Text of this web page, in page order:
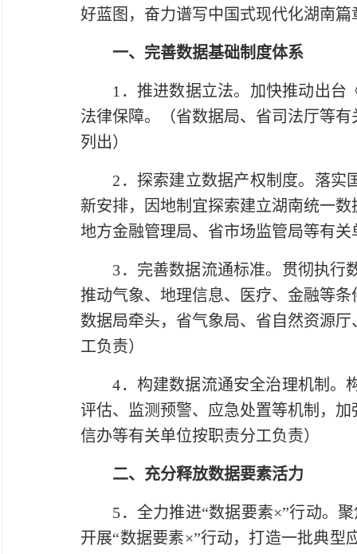
好蓝图，奋力谱写中国式现代化湖南
一、完善数据基础制度体系
1．推进数据立法。加快推动出台《
法律保障。（省数据局、省司法厅等
列出）
2．探索建立数据产权制度。落实国
新安排，因地制宜探索建立湖南统一
地方金融管理局、省市场监管局等有
3．完善数据流通标准。贯彻执行数
推动气象、地理信息、医疗、金融等
数据局牵头，省气象局、省自然资源
工负责）
4．构建数据流通安全治理机制。构
评估、监测预警、应急处置等机制，
信办等有关单位按职责分工负责）
二、充分释放数据要素活力
5．全力推进“数据要素×”行动。聚
开展“数据要素×”行动，打造一批典